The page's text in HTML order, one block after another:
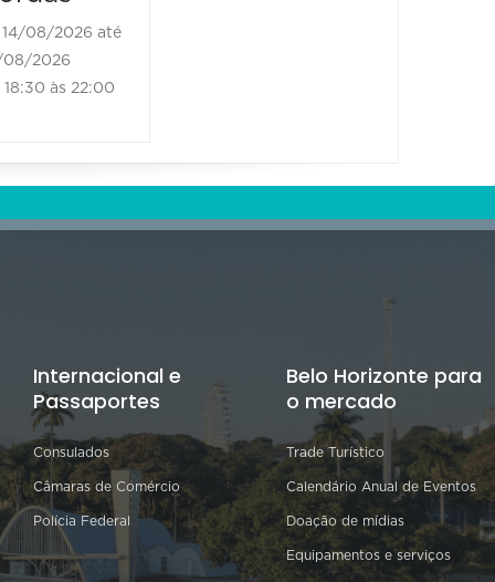
14/08/2026 até
08/2026
às 22:00
Internacional e
Passaportes
Consulados
Câmaras de Comércio
Polícia Federal
Belo Horizonte para
o mercado
Trade Turístico
Calendário Anual de Eventos
Doação de mídias
Equipamentos e serviços